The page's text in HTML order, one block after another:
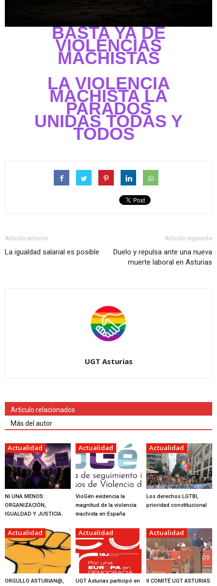
BASTA YA DE
VIOLENCIAS
MACHISTAS
LA VIOLENCIA
MACHISTA LA
PARADOS
UNIDAS TODAS Y
TODOS
Artículo anterior
La igualdad salarial es posible
Artículo siguiente
Duelo y repulsa ante una nueva
muerte laboral en Asturias
UGT Asturias
Artículo relacionados
Más del autor
Actualidad
NI UNA MENOS:
ORGANIZACIÓN,
IGUALDAD Y JUSTICIA.
Actualidad
VioGén evidencia la
magnitud de la violencia
machista en España
Actualidad
Los derechos LGTBI,
prioridad constitucional
Actualidad
ORGULLO ASTURIAN@,
Actualidad
UGT Asturias participó en
Actualidad
II COMITÉ UGT ASTURIAS